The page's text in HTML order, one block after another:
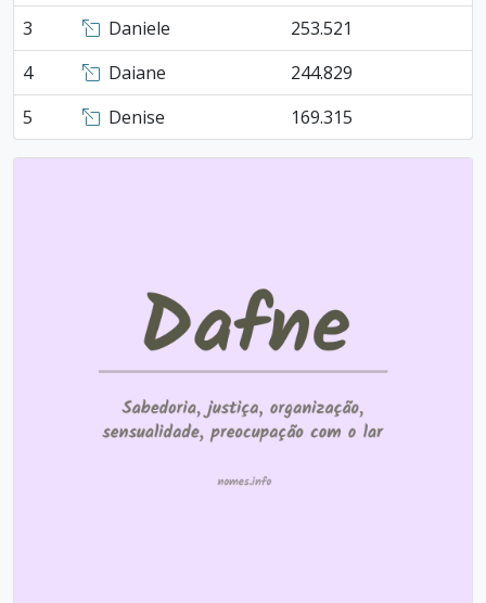
3
Daniele
253.521
4
Daiane
244.829
5
Denise 169.315